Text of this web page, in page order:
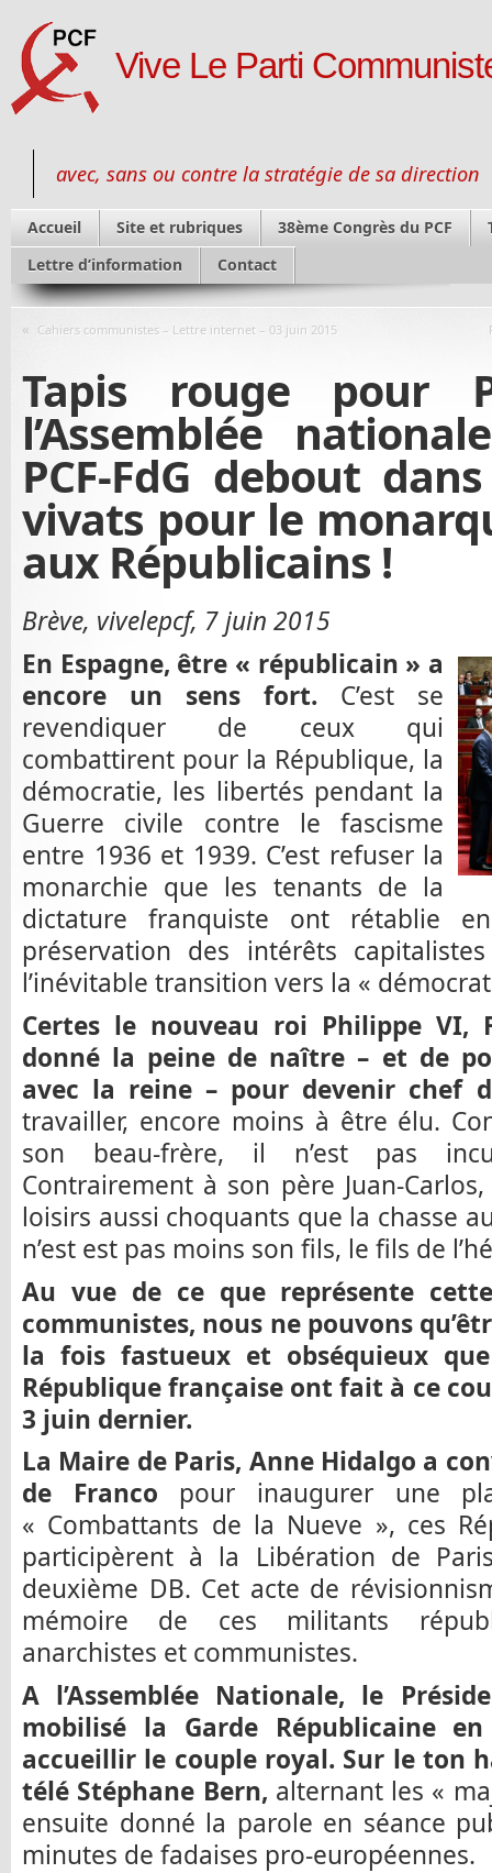
Vive Le Parti
avec, sans ou contre la stratégie de sa direction
Accueil Site et rubriques 38ème Congrès du PCF
Lettre d’information
Contact
« Cahiers communistes – Lettre internet – 03 juin 2015
Tapis rouge pour
l’Assemblée
PCF-FdG debout
vivats pour le
aux Républicains !
Brève, vivelepcf, 7 juin 2015
En Espagne, être « républicain » a
encore un sens fort. C’est se
revendiquer de ceux qui
combattirent pour la République, la
démocratie, les libertés pendant la
Guerre civile contre le fascisme
entre 1936 et 1939. C’est refuser la
monarchie que les tenants de la
dictature franquiste ont rétablie
préservation des intérêts
l’inévitable transition vers la «
Certes le nouveau roi Philippe VI,
donné la peine de naître – et de
avec la reine – pour devenir chef
travailler, encore moins à être élu.
son beau-frère, il n’est pas
Contrairement à son père Juan-
loisirs aussi choquants que la chasse
n’est est pas moins son fils, le fils de
Au vue de ce que représente
communistes, nous ne pouvons
la fois fastueux et obséquieux
République française ont fait à ce
3 juin dernier.
La Maire de Paris, Anne Hidalgo a
de Franco pour inaugurer une
« Combattants de la Nueve », ces
participèrent à la Libération de
deuxième DB. Cet acte de
mémoire de ces militants
anarchistes et communistes.
A l’Assemblée Nationale, le
mobilisé la Garde Républicaine
accueillir le couple royal. Sur le ton
télé Stéphane Bern, alternant les «
ensuite donné la parole en séance
minutes de fadaises pro-européennes.